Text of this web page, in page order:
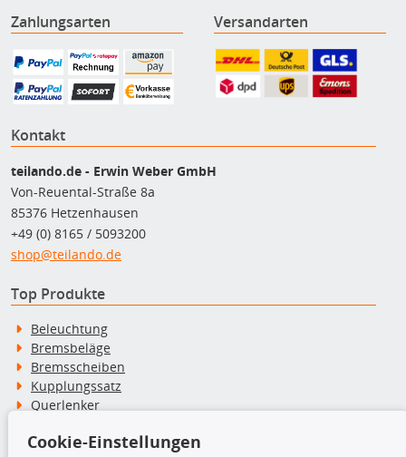
Zahlungsarten Versandarten
Kontakt
teilando.de - Erwin Weber GmbH
Von-Reuental-Straße 8a
85376 Hetzenhausen
+49 (0) 8165 / 5093200
shop@teilando.de
Top Produkte
Beleuchtung
Bremsbeläge
Bremsscheiben
Kupplungssatz
Querlenker
Stoßdämpfer
Cookie-Einstellungen